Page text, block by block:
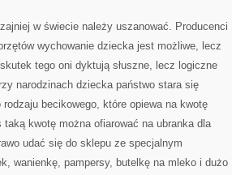
w świecie należy uszanować. Producenci
wychowanie dziecka jest możliwe, lecz
tego oni dyktują słuszne, lecz logiczne
narodzinach dziecka państwo stara się
rodzaju becikowego, które opiewa na kwotę
kwotę można ofiarować na ubranka dla
udać się do sklepu ze specjalnym
wanienkę, pampersy, butelkę na mleko i dużo